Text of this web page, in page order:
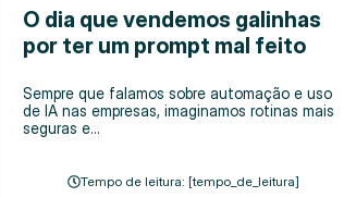
O dia que vendemos galinhas
por ter um prompt mal feito
Sempre que falamos sobre automação e uso
de IA nas empresas, imaginamos rotinas mais
seguras e...
Tempo de leitura: [tempo_de_leitura]